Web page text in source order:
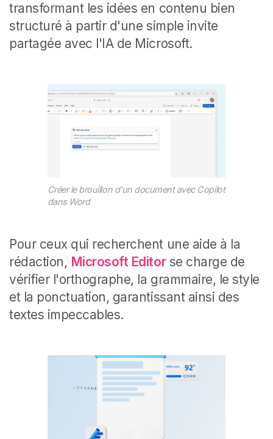
transformant les idées en contenu bien
structuré à partir d'une simple invite
partagée avec l'IA de Microsoft.
Créer le brouillon d'un document avec Copilot
dans Word
Pour ceux qui recherchent une aide à la
rédaction, Microsoft Editorse charge de
vérifier l'orthographe, la grammaire, le style
et la ponctuation, garantissant ainsi des
textes impeccables.